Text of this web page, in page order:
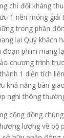
chỉ đối kháng
1 nền móng giải
trong phần
lại Quý khách
đoạn phim mang
chương trình
1 diện tích
khả năng bàn
nghi thông
cộng đồng
lượng về bộ